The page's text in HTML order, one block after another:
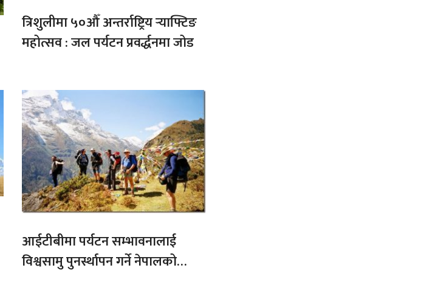
त्रिशुलीमा ५०औँ अन्तर्राष्ट्रिय र्‍याफ्टिङ
महोत्सव : जल पर्यटन प्रवर्द्धनमा जोड
आईटीबीमा पर्यटन सम्भावनालाई
विश्वसामु पुनर्स्थापन गर्ने नेपालको